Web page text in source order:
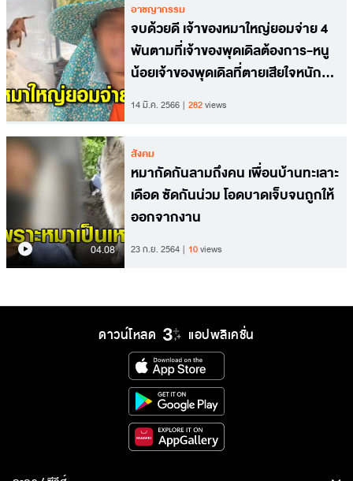
อาชญากรรม
จบด้วยดี เจ้าของหมาใหญ่ยอมจ่าย 4
พันตามที่เจ้าของพุดเดิลต้องการ-หนู
น้อยเจ้าของพุดเดิลที่ตายเสียใจหนัก
เหมือนเสียพี่ชาย
14 มี.ค. 2566 282views
04.08
สังคม
หมากัดกันลามถึงคน เพื่อนบ้านทะเลาะ
เดือด ซัดกันน่วม โอดบาดเจ็บจนถูกให้
ออกจากงาน
23 ก.ย. 2564 10views
ดาวน์โหลด แอปพลิเคชั่น